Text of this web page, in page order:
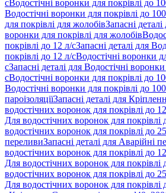
сВодостічні воронки для покрівлі до
Водостічні воронки для покрівлі до
для покрівлі для жолобівЗапасні
воронки для покрівлі для жолобів
покрівлі до 12 л/сЗапасні деталі для
покрівлі до 12 л/сВодостічні воронки
сЗапасні деталі для Водостічні
сВодостічні воронки для покрівлі до
Водостічні воронки для покрівлі до
пароізоляціїЗапасні деталі для
водостічних воронок для покрівлі до
Для водостічних воронок для покрівлі
водостічних воронок для покрівлі до
переливиЗапасні деталі для Аварійні
водостічних воронок для покрівлі до
Для водостічних воронок для покрівлі
водостічних воронок для покрівлі до
Для водостічних воронок для покрівлі